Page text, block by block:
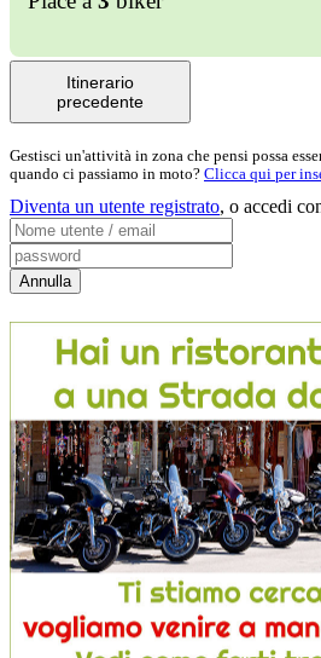
Itinerario
precedente
Gestisci un'attività in zona che pensi possa
quando ci passiamo in moto? Clicca qui per
Diventa un utente registrato, o accedi